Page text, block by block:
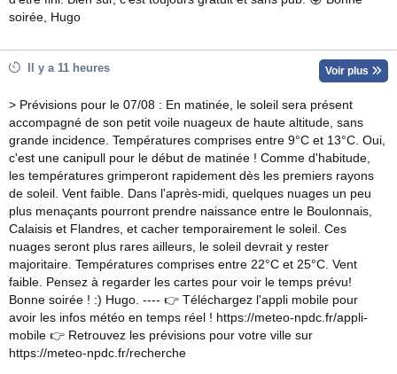
soirée, Hugo
Il y a 11 heures Voir plus
> Prévisions pour le 07/08 : En matinée, le soleil sera présent
accompagné de son petit voile nuageux de haute altitude, sans
grande incidence. Températures comprises entre 9°C et 13°C. Oui,
c'est une canipull pour le début de matinée ! Comme d'habitude,
les températures grimperont rapidement dès les premiers rayons
de soleil. Vent faible. Dans l'après-midi, quelques nuages un peu
plus menaçants pourront prendre naissance entre le Boulonnais,
Calaisis et Flandres, et cacher temporairement le soleil. Ces
nuages seront plus rares ailleurs, le soleil devrait y rester
majoritaire. Températures comprises entre 22°C et 25°C. Vent
faible. Pensez à regarder les cartes pour voir le temps prévu!
Bonne soirée ! :) Hugo. ---- 👉 Téléchargez l'appli mobile pour
avoir les infos météo en temps réel ! https://meteo-npdc.fr/appli-
mobile 👉 Retrouvez les prévisions pour votre ville sur
https://meteo-npdc.fr/recherche